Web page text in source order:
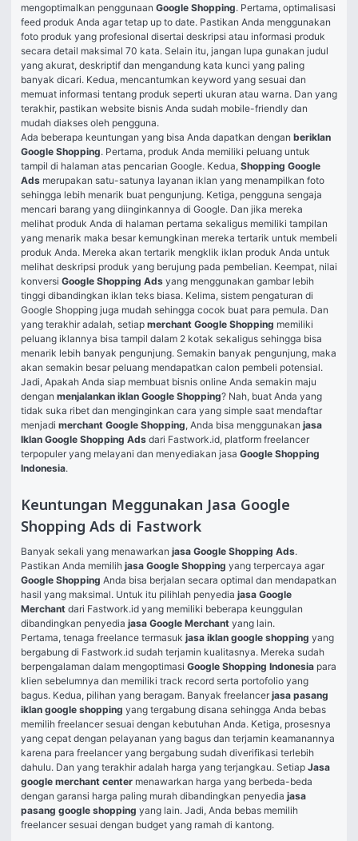
mengoptimalkan penggunaan Google Shopping. Pertama, optimalisasi
feed produk Anda agar tetap up to date. Pastikan Anda menggunakan
foto produk yang profesional disertai deskripsi atau informasi produk
secara detail maksimal 70 kata. Selain itu, jangan lupa gunakan judul
yang akurat, deskriptif dan mengandung kata kunci yang paling
banyak dicari. Kedua, mencantumkan keyword yang sesuai dan
memuat informasi tentang produk seperti ukuran atau warna. Dan yang
terakhir, pastikan website bisnis Anda sudah mobile-friendly dan
mudah diakses oleh pengguna.
Ada beberapa keuntungan yang bisa Anda dapatkan dengan beriklan
Google Shopping. Pertama, produk Anda memiliki peluang untuk
tampil di halaman atas pencarian Google. Kedua, Shopping Google
Ads merupakan satu-satunya layanan iklan yang menampilkan foto
sehingga lebih menarik buat pengunjung. Ketiga, pengguna sengaja
mencari barang yang diinginkannya di Google. Dan jika mereka
melihat produk Anda di halaman pertama sekaligus memiliki tampilan
yang menarik maka besar kemungkinan mereka tertarik untuk membeli
produk Anda. Mereka akan tertarik mengklik iklan produk Anda untuk
melihat deskripsi produk yang berujung pada pembelian. Keempat, nilai
konversi Google Shopping Ads yang menggunakan gambar lebih
tinggi dibandingkan iklan teks biasa. Kelima, sistem pengaturan di
Google Shopping juga mudah sehingga cocok buat para pemula. Dan
yang terakhir adalah, setiap merchant Google Shopping memiliki
peluang iklannya bisa tampil dalam 2 kotak sekaligus sehingga bisa
menarik lebih banyak pengunjung. Semakin banyak pengunjung, maka
akan semakin besar peluang mendapatkan calon pembeli potensial.
Jadi, Apakah Anda siap membuat bisnis online Anda semakin maju
dengan menjalankan iklan Google Shopping? Nah, buat Anda yang
tidak suka ribet dan menginginkan cara yang simple saat mendaftar
menjadi merchant Google Shopping, Anda bisa menggunakan jasa
Iklan Google Shopping Ads dari Fastwork.id, platform freelancer
terpopuler yang melayani dan menyediakan jasa Google Shopping
Indonesia.
Keuntungan Meggunakan Jasa Google
Shopping Ads di Fastwork
Banyak sekali yang menawarkan jasa Google Shopping Ads.
Pastikan Anda memilih jasa Google Shopping
Google Shopping Anda bisa berjalan secara optimal dan mendapatkan
hasil yang maksimal. Untuk itu pilihlah penyedia jasa Google
Merchant dari Fastwork.id yang memiliki beberapa keunggulan
dibandingkan penyedia jasa Google Merchant yang lain.
Pertama, tenaga freelance termasuk jasa iklan google shopping yang
bergabung di Fastwork.id sudah terjamin kualitasnya. Mereka sudah
berpengalaman dalam mengoptimasi Google Shopping Indonesia para
klien sebelumnya dan memiliki track record serta portofolio yang
bagus. Kedua, pilihan yang beragam. Banyak freelancer jasa pasang
iklan google shopping yang tergabung disana sehingga Anda bebas
memilih freelancer sesuai dengan kebutuhan Anda. Ketiga, prosesnya
yang cepat dengan pelayanan yang bagus dan terjamin keamanannya
karena para freelancer yang bergabung sudah diverifikasi terlebih
dahulu. Dan yang terakhir adalah harga yang terjangkau. Setiap Jasa
google merchant center menawarkan harga yang berbeda-beda
dengan garansi harga paling murah dibandingkan penyedia jasa
pasang google shopping yang lain. Jadi, Anda bebas memilih
freelancer sesuai dengan budget yang ramah di kantong.